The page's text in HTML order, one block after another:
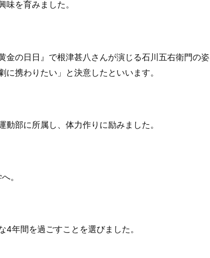
を育みました。
金の日日』で根津甚八さんが演じる石川五右衛門の姿
携わりたい」と決意したといいます。
部に所属し、体力作りに励みました。
。
年間を過ごすことを選びました。